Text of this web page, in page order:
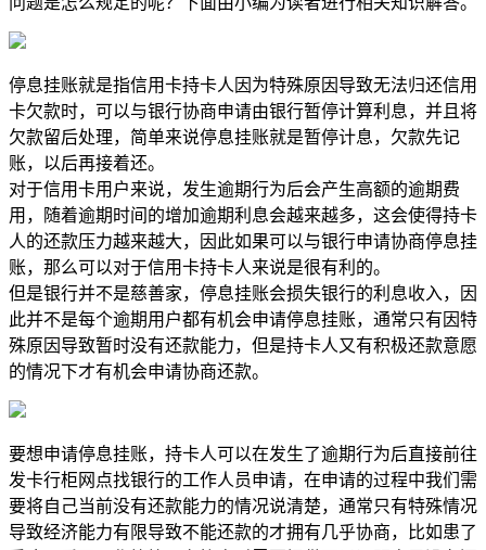
停息挂账就是指信用卡持卡人因为特殊原因导致无法归还信用
卡欠款时，可以与银行协商申请由银行暂停计算利息，并且将
欠款留后处理，简单来说停息挂账就是暂停计息，欠款先记
账，以后再接着还。
对于信用卡用户来说，发生逾期行为后会产生高额的逾期费
用，随着逾期时间的增加逾期利息会越来越多，这会使得持卡
人的还款压力越来越大，因此如果可以与银行申请协商停息挂
账，那么可以对于信用卡持卡人来说是很有利的。
但是银行并不是慈善家，停息挂账会损失银行的利息收入，因
此并不是每个逾期用户都有机会申请停息挂账，通常只有因特
殊原因导致暂时没有还款能力，但是持卡人又有积极还款意愿
的情况下才有机会申请协商还款。
要想申请停息挂账，持卡人可以在发生了逾期行为后直接前往
发卡行柜网点找银行的工作人员申请，在申请的过程中我们需
要将自己当前没有还款能力的情况说清楚，通常只有特殊情况
导致经济能力有限导致不能还款的才拥有几乎协商，比如患了